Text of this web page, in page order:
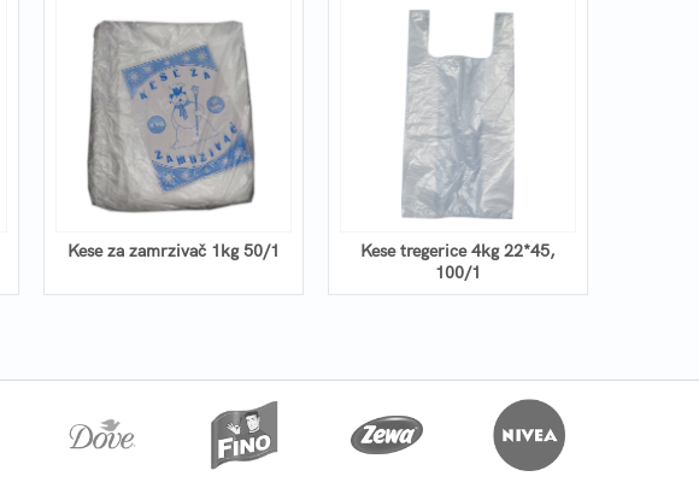
Kese za zamrzivač 1kg 50/1
Kese tregerice 4kg 22*45,
100/1